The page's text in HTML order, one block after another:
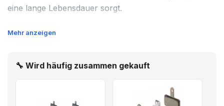
eine lange Lebensdauer sorgt.
Der Bremshebel ist speziell für den Einsatz an
V-Brake-Bremsen als auch für mechanische
Bremshebel äußerst vielseitig und passend für
verschiedene Fahrradtypen und Bremsensysteme.
Mehr anzeigen
🔧 Wird häufig zusammen gekauft